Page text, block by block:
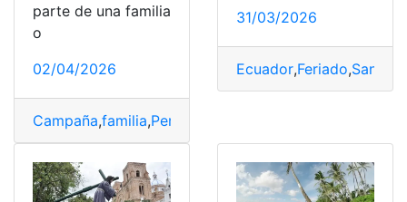
parte de una familia
o
02/04/2026
Campaña,familia,Perritos
31/03/2026
Ecuador,Feriado,Santa